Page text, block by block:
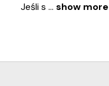
Jeśli s ... show more